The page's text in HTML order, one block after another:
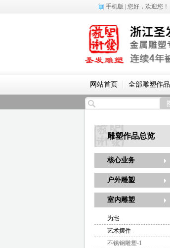
网站首页 全部雕塑作品
雕塑作品总览
核心业务
户外雕塑
室内雕塑
为宅
艺术摆件
不锈钢雕塑-1
手机版 | 您好， 欢迎您！